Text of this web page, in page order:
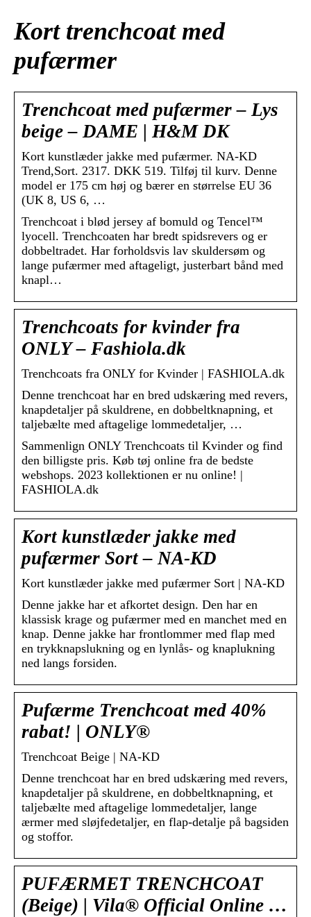
Kort trenchcoat med
pufærmer
Trenchcoat med pufærmer – Lys
beige – DAME | H&M DK
Kort kunstlæder jakke med pufærmer. NA-KD
Trend,Sort. 2317. DKK 519. Tilføj til kurv. Denne
model er 175 cm høj og bærer en størrelse EU 36
(UK 8, US 6, …
Trenchcoat i blød jersey af bomuld og Tencel™
lyocell. Trenchcoaten har bredt spidsrevers og er
dobbeltradet. Har forholdsvis lav skuldersøm og
lange pufærmer med aftageligt, justerbart bånd med
knapl…
Trenchcoats for kvinder fra
ONLY – Fashiola.dk
Trenchcoats fra ONLY for Kvinder | FASHIOLA.dk
Denne trenchcoat har en bred udskæring med revers,
knapdetaljer på skuldrene, en dobbeltknapning, et
taljebælte med aftagelige lommedetaljer, …
Sammenlign ONLY Trenchcoats til Kvinder og find
den billigste pris. Køb tøj online fra de bedste
webshops. 2023 kollektionen er nu online! |
FASHIOLA.dk
Kort kunstlæder jakke med
pufærmer Sort – NA-KD
Kort kunstlæder jakke med pufærmer Sort | NA-KD
Denne jakke har et afkortet design. Den har en
klassisk krage og pufærmer med en manchet med en
knap. Denne jakke har frontlommer med flap med
en trykknapslukning og en lynlås- og knaplukning
ned langs forsiden.
Pufærme Trenchcoat med 40%
rabat! | ONLY®
Trenchcoat Beige | NA-KD
Denne trenchcoat har en bred udskæring med revers,
knapdetaljer på skuldrene, en dobbeltknapning, et
taljebælte med aftagelige lommedetaljer, lange
ærmer med sløjfedetaljer, en flap-detalje på bagsiden
og stoffor.
PUFÆRMET TRENCHCOAT
(Beige) | Vila® Official Online …